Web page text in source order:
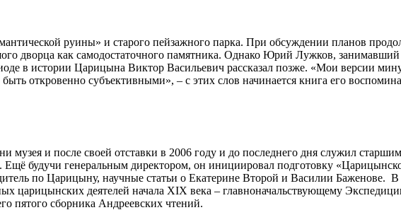
руины» и старого пейзажного парка. При обсуждении планов
дворца как самодостаточного памятника. Однако Юрий Лужков,
в истории Царицына Виктор Васильевич рассказал позже. «Мои версии
откровенно субъективными», – с этих слов начинается книга его
музея и после своей отставки в 2006 году и до последнего дня служил
будучи генеральным директором, он инициировал подготовку
по Царицыну, научные статьи о Екатерине Второй и Василии Баженове.
царицынских деятелей начала XIX века – главноначальствующему
пятого сборника Андреевских чтений.